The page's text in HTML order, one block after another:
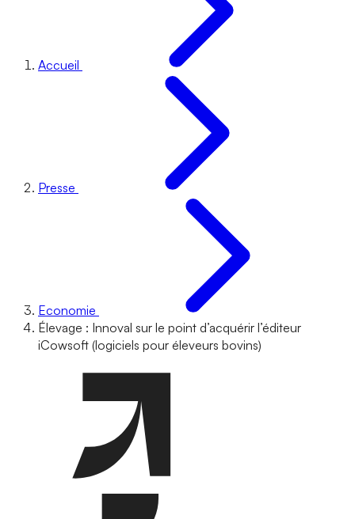
Accueil
Presse
Economie
Élevage : Innoval sur le point d’acquérir l’éditeur
iCowsoft (logiciels pour éleveurs bovins)